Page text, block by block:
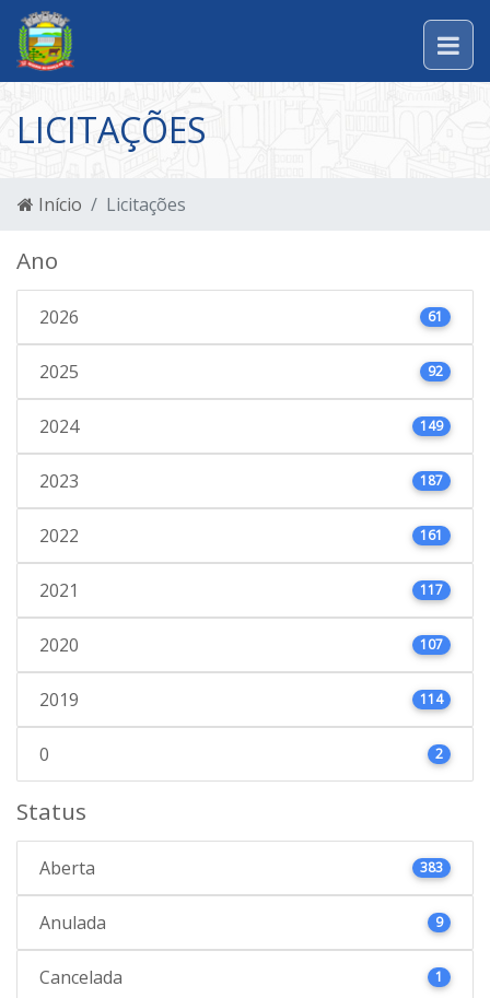
LICITAÇÕES
Início Licitações
Ano
2026 61
2025 92
2024 149
2023 187
2022 161
2021 117
2020 107
2019 114
0 2
Status
Aberta 383
Anulada 9
Cancelada 1